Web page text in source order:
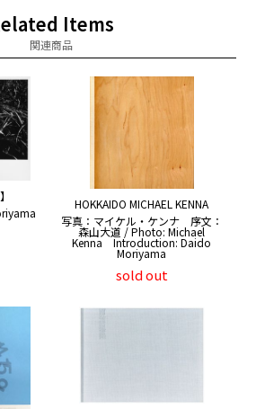
Items
関連商品
HOKKAIDO MICHAEL KENNA
写真：マイケル・ケンナ 序文：
森山大道 / Photo: Michael
Kenna Introduction: Daido
Moriyama
sold out